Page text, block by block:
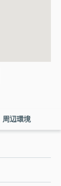
周辺環境